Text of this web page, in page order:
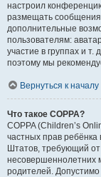
настроил
размещать
дополнительные
пользователям:
участие в группах и т.
поэтому мы
Вернуться к началу
Что такое COPPA?
COPPA (Children’s
частных прав
Штатов, требующий
несовершеннолетних
родителей. Допустимо